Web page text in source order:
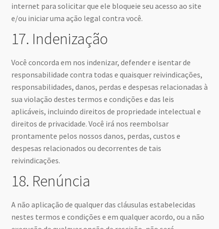
internet para solicitar que ele bloqueie seu acesso ao site
e/ou iniciar uma ação legal contra você.
17. Indenização
Você concorda em nos indenizar, defender e isentar de
responsabilidade contra todas e quaisquer reivindicações,
responsabilidades, danos, perdas e despesas relacionadas à
sua violação destes termos e condições e das leis
aplicáveis, incluindo direitos de propriedade intelectual e
direitos de privacidade. Você irá nos reembolsar
prontamente pelos nossos danos, perdas, custos e
despesas relacionados ou decorrentes de tais
reivindicações.
18. Renúncia
A não aplicação de qualquer das cláusulas estabelecidas
nestes termos e condições e em qualquer acordo, ou a não